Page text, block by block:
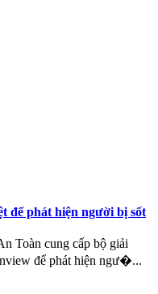
để phát hiện người bị sốt
Toàn cung cấp bộ giải
để phát hiện ngư�...